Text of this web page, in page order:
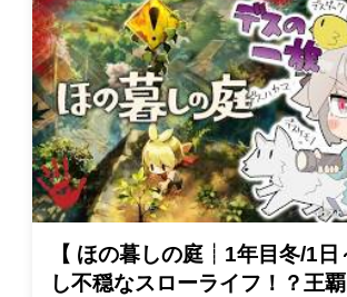
【 ほの暮しの庭┊︎1年目冬/1日
し不穏なスローライフ！？王